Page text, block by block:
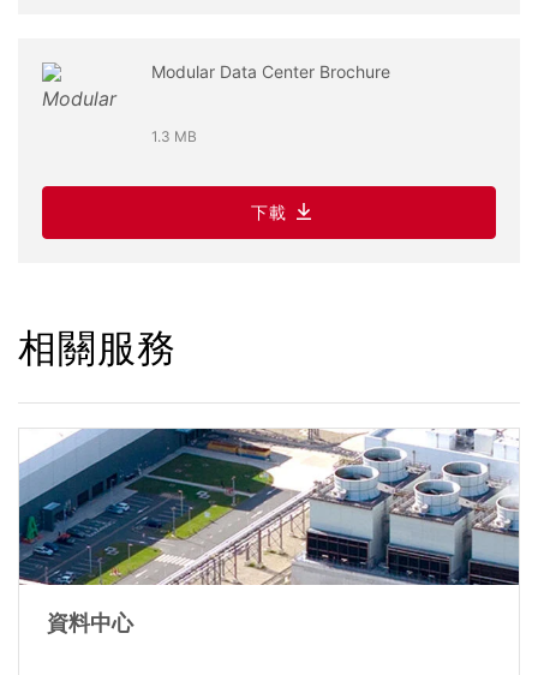
Modular Data Center Brochure
1.3 MB
下載
相關服務
資料中心